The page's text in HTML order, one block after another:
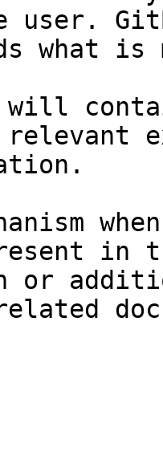
user.
what
will
relevant
in